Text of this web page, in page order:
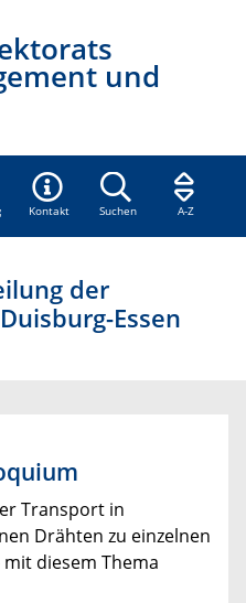
und
Kontakt Suchen A-Z
der
Essen
Transport in
Drähten zu einzelnen
diesem Thema